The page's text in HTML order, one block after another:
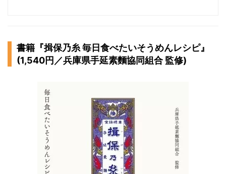
書籍『揖保乃糸 毎日食べたいそうめんレシピ』
(1,540円／兵庫県手延素麵協同組合 監修)